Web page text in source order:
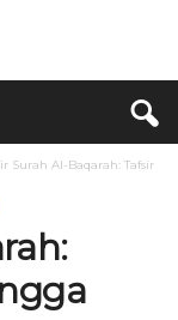
Surah Al-Baqarah: Tafsir